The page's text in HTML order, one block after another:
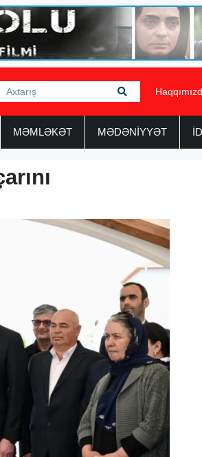
MƏMLƏKƏT MƏDƏNİYYƏT